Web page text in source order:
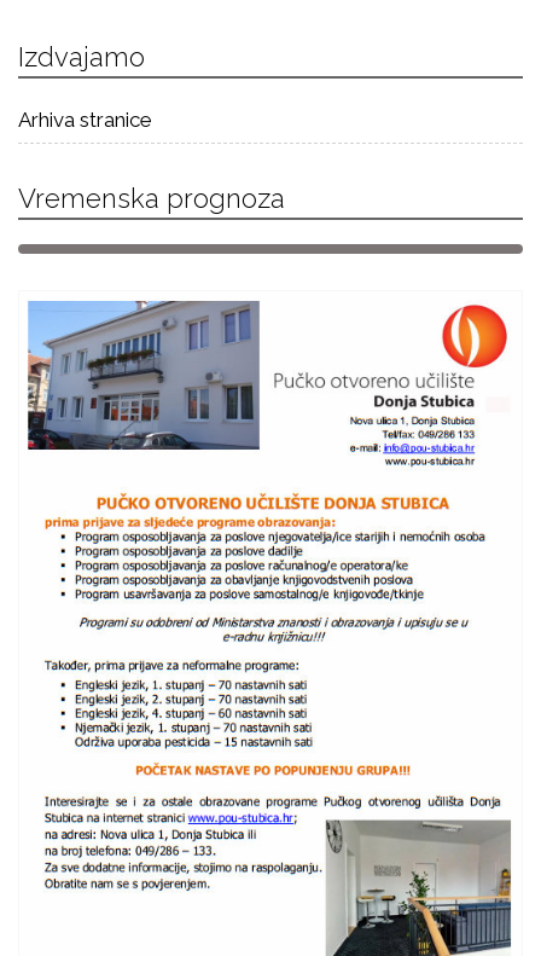
Izdvajamo
Arhiva stranice
Vremenska prognoza